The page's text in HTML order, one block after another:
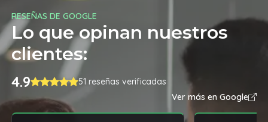
RESEÑAS DE GOOGLE
Lo que opinan nuestros
clientes:
4.9
51 reseñas verificadas
Ver más en Google